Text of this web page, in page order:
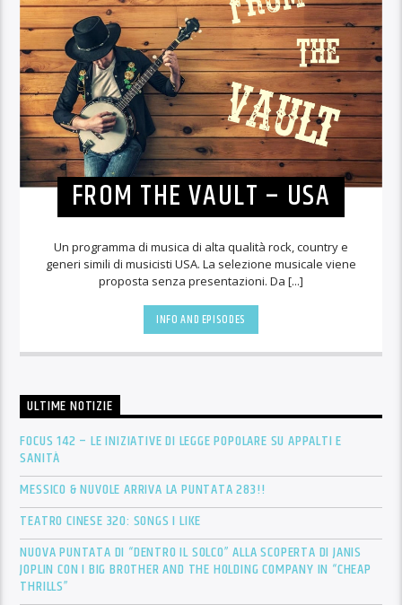
FROM THE VAULT – USA
Un programma di musica di alta qualità rock, country e
generi simili di musicisti USA. La selezione musicale viene
proposta senza presentazioni. Da [...]
INFO AND EPISODES
ULTIME NOTIZIE
FOCUS 142 – LE INIZIATIVE DI LEGGE POPOLARE SU APPALTI E
SANITÀ
MESSICO & NUVOLE ARRIVA LA PUNTATA 283!!
TEATRO CINESE 320: SONGS I LIKE
NUOVA PUNTATA DI “DENTRO IL SOLCO” ALLA SCOPERTA DI JANIS
JOPLIN CON I BIG BROTHER AND THE HOLDING COMPANY IN “CHEAP
THRILLS”